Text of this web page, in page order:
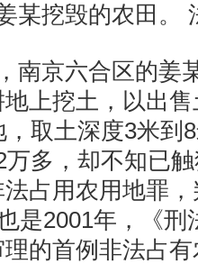
挖毁的农田。
南京六合区的姜
上挖土，以出
取土深度3米到
多，却不知已
占用农用地罪
是2001年，《
的首例非法占